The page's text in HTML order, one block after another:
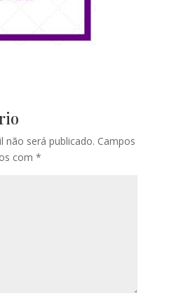
não será publicado. Campos
com *